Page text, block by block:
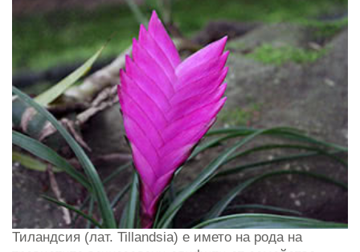
Тиландсия (лат. Tillandsia) е името на рода на